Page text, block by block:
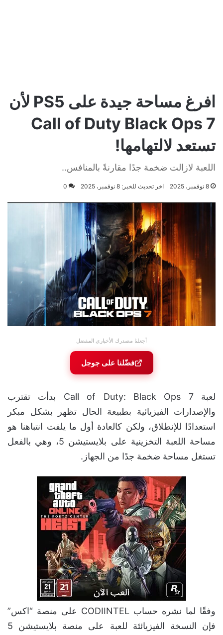
افرغ مساحة جيدة على PS5 لأن
Call of Duty Black Ops 7
تستعد لالتهامها!
اللعبة لازالت ضخمة جدًا مقارنةً بالمنافس..
8 نوفمبر، 2025 اخر تحديث للخبر: 8 نوفمبر، 2025 0
أجعلنا مصدرك الأخباري المفضل
فضّلنا على جوجل
لعبة Call of Duty: Black Ops 7 بدأت تقترب
والإصدارات الفيزيائية بطبيعة الحال تظهر بشكل مبكر
استعدادًا للإنطلاق، ولكن كالعادة أول ما يلفت انتباهنا هو
مساحة اللعبة التخزينية على بلايستيشن 5، وهي بالفعل
تستغل مساحة ضخمة جدًا من الجهاز.
وفقًا لما نشره حساب CODIINTEL على منصة “اكس”
فإن النسخة الفيزيائئة للعبة على منصة بلايستيشن 5